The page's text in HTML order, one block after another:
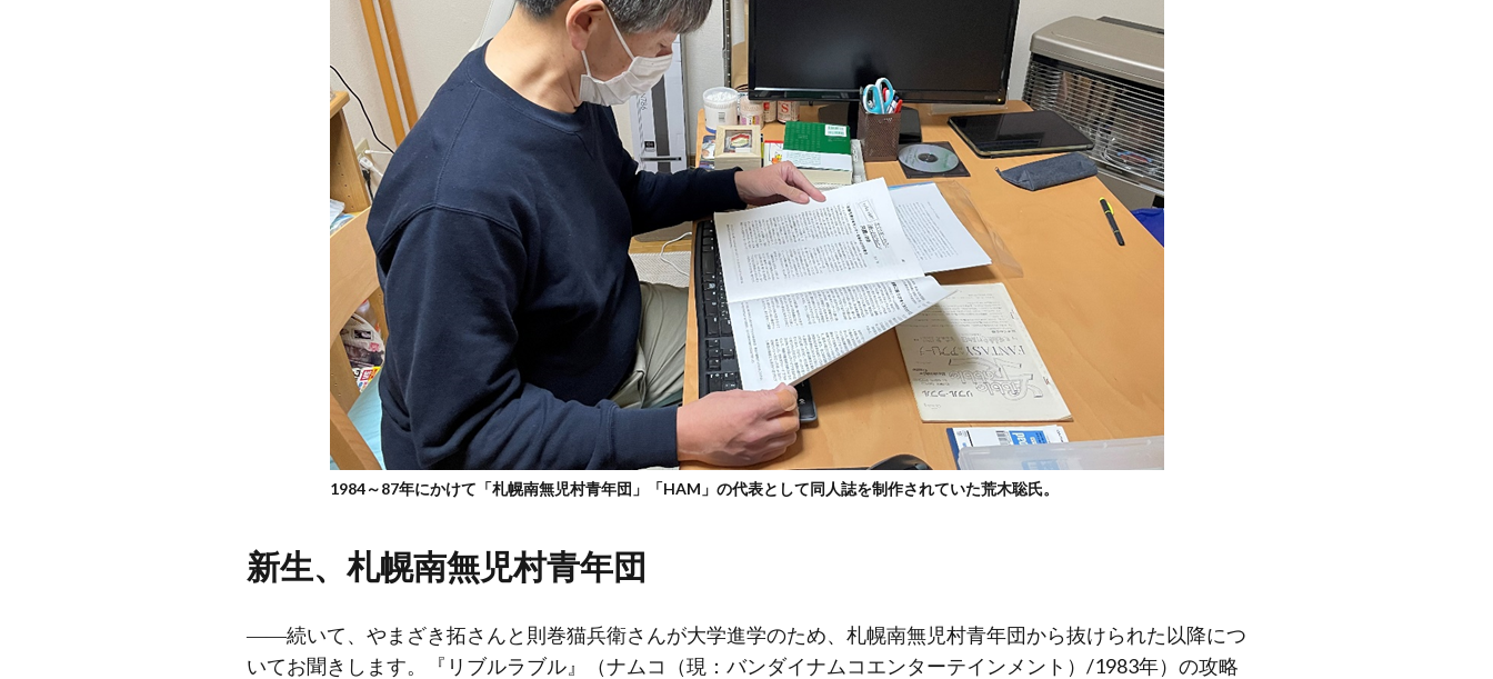
1984～87年にかけて「札幌南無児村青年団」「HAM」の代表として同人誌を制作されていた荒木聡氏。
新生、札幌南無児村青年団
――続いて、やまざき拓さんと則巻猫兵衛さんが大学進学のため、札幌南無児村青年団から抜けられた以降につ
いてお聞きします。『リブルラブル』（ナムコ（現：バンダイナムコエンターテインメント）/1983年）の攻略